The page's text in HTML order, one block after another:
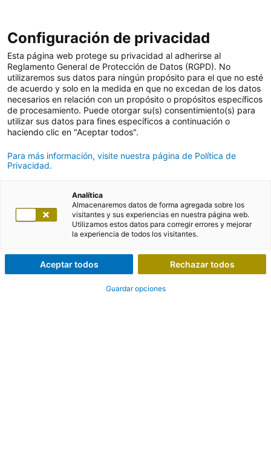
Configuración de privacidad
Esta página web protege su privacidad al adherirse al
Reglamento General de Protección de Datos (RGPD). No
utilizaremos sus datos para ningún propósito para el que no esté
de acuerdo y solo en la medida en que no excedan de los datos
necesarios en relación con un propósito o propósitos específicos
de procesamiento. Puede otorgar su(s) consentimiento(s) para
utilizar sus datos para fines específicos a continuación o
haciendo clic en "Aceptar todos".
Para más información, visite nuestra página de Política de
Privacidad.
Analítica
Almacenaremos datos de forma agregada sobre los
visitantes y sus experiencias en nuestra página web.
Utilizamos estos datos para corregir errores y mejorar
la experiencia de todos los visitantes.
Aceptar todos Rechazar todos
Guardar opciones